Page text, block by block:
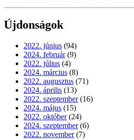
Újdonságok
2022. június (94)
2024. február (9)
2022. július (4)
2024. március (8)
2022. augusztus (71)
2024. április (13)
2022. szeptember (16)
2024. május (15)
2022. október (24)
2024. szeptember (6)
2022. november (7)